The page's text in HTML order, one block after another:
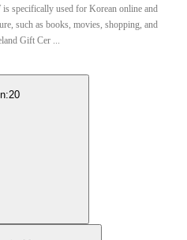
specifically used for Korean online and
such as books, movies, shopping, and
Gift Cer ...
20